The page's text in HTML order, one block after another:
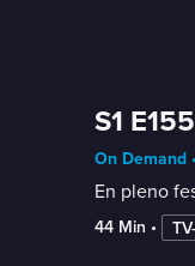
S1
On Demand
En pleno
44 Min •